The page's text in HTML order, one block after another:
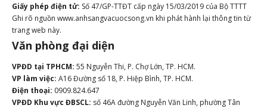
Giấy phép điện tử: Số 47/GP-TTĐT cấp ngày 15/03/2019 của Bộ TTTT
Ghi rõ nguồn www.anhsangvacuocsong.vn khi phát hành lại thông tin từ
trang web này.
Văn phòng đại diện
VPĐD tại TPHCM: 55 Nguyễn Thi, P. Chợ Lớn, TP. HCM.
VP làm việc: A16 Đường số 18, P. Hiệp Bình, TP. HCM.
Điện thoại: 0909.824.647
VPĐD Khu vực ĐBSCL: số 46A đường Nguyễn Văn Linh, phường Tân